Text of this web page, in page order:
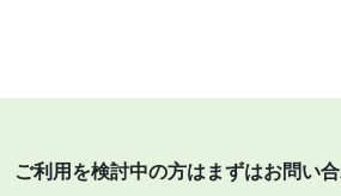
ご利用を検討中の方はまずはお問い合